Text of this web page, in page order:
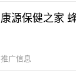
康源保健之家
推广信息